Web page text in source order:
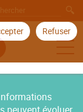
Refuser